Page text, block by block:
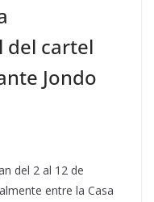
del cartel
Jondo
del 2 al 12 de
entre la Casa